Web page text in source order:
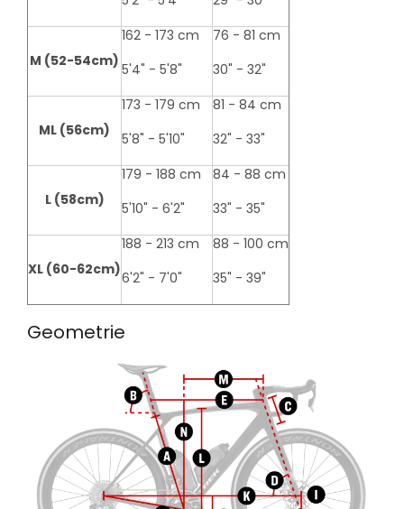
M (52-54cm)
162 - 173 cm
5'4" - 5'8"
76 - 81 cm
30" - 32"
ML (56cm)
173 - 179 cm
5'8" - 5'10"
81 - 84 cm
32" - 33"
L (58cm)
179 - 188 cm
5'10" - 6'2"
84 - 88 cm
33" - 35"
XL (60-62cm)
188 - 213 cm
6'2" - 7'0"
88 - 100 cm
35" - 39"
Geometrie